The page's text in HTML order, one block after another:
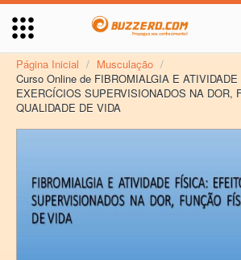
Página Inicial / Musculação /
Curso Online de FIBROMIALGIA E
EXERCÍCIOS SUPERVISIONADOS NA DOR,
QUALIDADE DE VIDA